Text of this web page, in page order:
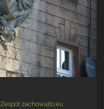
Zespół zachowajto.eu